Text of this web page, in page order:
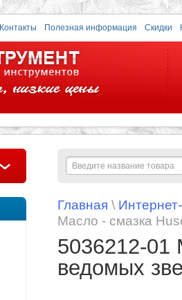
Контакты Полезная информация Скидки
Главная \
Масло - смазка
5036212-01
ведомых